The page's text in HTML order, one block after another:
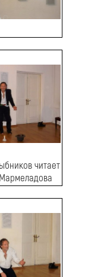
читает